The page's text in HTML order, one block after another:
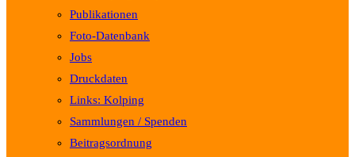
Publikationen
Foto-Datenbank
Jobs
Druckdaten
Links: Kolping
Sammlungen / Spenden
Beitragsordnung